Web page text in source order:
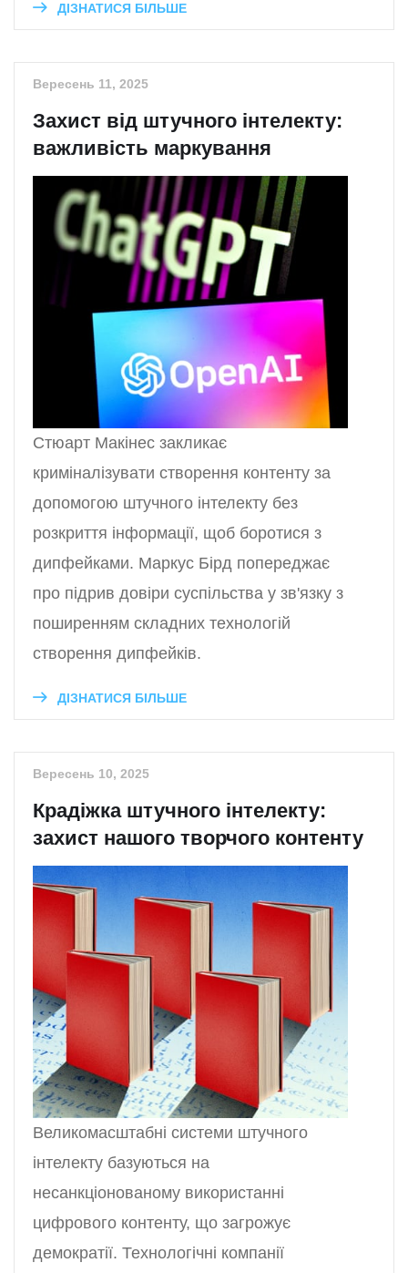
ДІЗНАТИСЯ БІЛЬШЕ
Вересень 11, 2025
Захист від штучного інтелекту:
важливість маркування
Стюарт Макінес закликає
криміналізувати створення контенту за
допомогою штучного інтелекту без
розкриття інформації, щоб боротися з
дипфейками. Маркус Бірд попереджає
про підрив довіри суспільства у зв'язку з
поширенням складних технологій
створення дипфейків.
ДІЗНАТИСЯ БІЛЬШЕ
Вересень 10, 2025
Крадіжка штучного інтелекту:
захист нашого творчого контенту
Великомасштабні системи штучного
інтелекту базуються на
несанкціонованому використанні
цифрового контенту, що загрожує
демократії. Технологічні компанії